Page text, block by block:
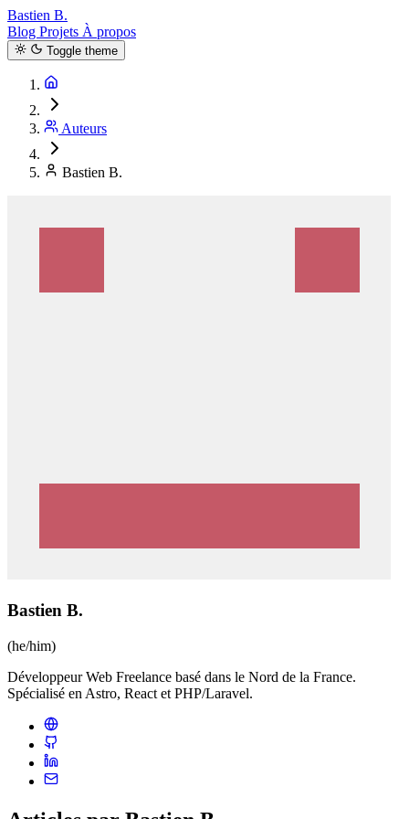
Bastien B.
Blog Projets À propos
Toggle theme
Auteurs
Bastien B.
Bastien B.
(he/him)
Développeur Web Freelance basé dans le Nord de la France.
Spécialisé en Astro, React et PHP/Laravel.